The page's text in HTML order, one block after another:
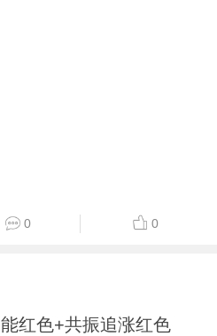
0 0
红色+共振追涨红色